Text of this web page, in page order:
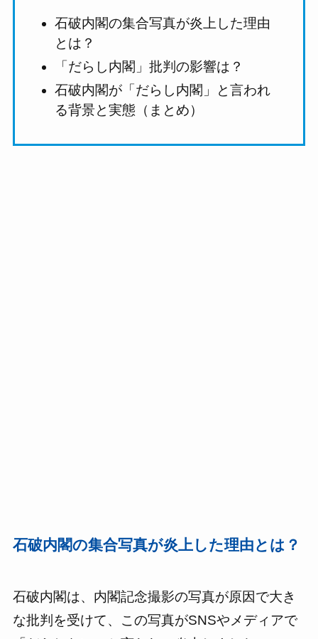
石破内閣の集合写真が炎上した理由
とは？
「だらし内閣」批判の影響は？
石破内閣が「だらし内閣」と言われ
る背景と実態（まとめ）
石破内閣の集合写真が炎上した理由とは？
石破内閣は、内閣記念撮影の写真が原因で大き
な批判を受けて、この写真がSNSやメディアで